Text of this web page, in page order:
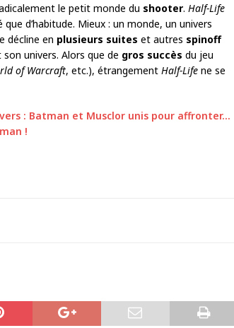
le petit monde du shooter. Half-Life
d’habitude. Mieux : un monde, un univers
décline en plusieurs suites et autres spinoff
univers. Alors que de gros succès du jeu
of Warcraft, etc.), étrangement Half-Life ne se
: Batman et Musclor unis pour affronter…
!